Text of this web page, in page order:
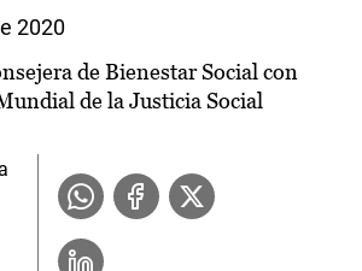
2020
de Bienestar Social con
de la Justicia Social